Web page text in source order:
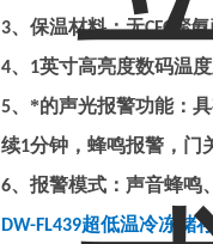
3、保温材料：无CFC 聚
4、 1英寸高亮度数码温
5、*的声光报警功能：
续1分钟，蜂鸣报警，门
6、报警模式：声音蜂鸣
DW-FL439超低温冷冻储